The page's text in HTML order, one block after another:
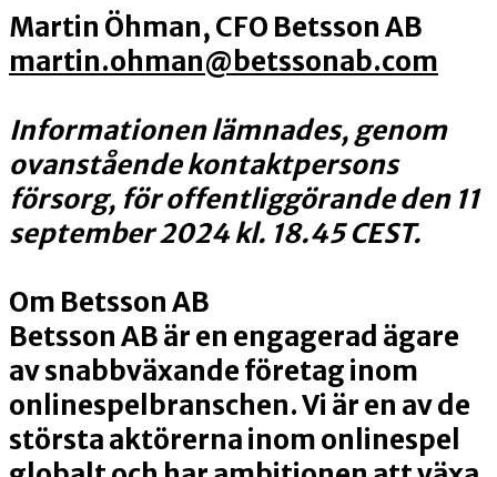
Martin Öhman, CFO Betsson AB
martin.ohman@betssonab.com
Informationen lämnades, genom
ovanstående kontaktpersons
försorg, för offentliggörande den 11
september 2024 kl. 18.45 CEST.
Om Betsson AB
Betsson AB är en engagerad ägare
av snabbväxande företag inom
onlinespelbranschen. Vi är en av de
största aktörerna inom onlinespel